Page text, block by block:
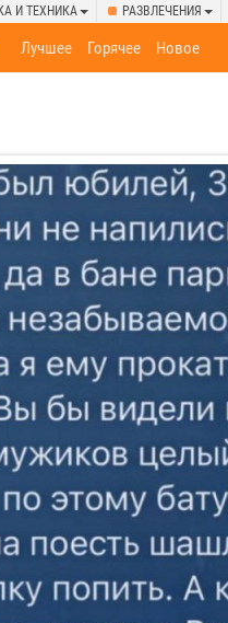
И ТЕХНИКА РАЗВЛЕЧЕНИЯ
Лучшее Горячее Новое